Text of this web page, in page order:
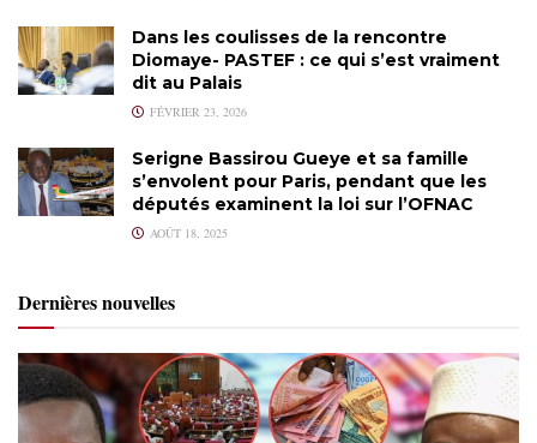
Dans les coulisses de la rencontre
Diomaye- PASTEF : ce qui s’est vraiment
dit au Palais
FÉVRIER 23, 2026
Serigne Bassirou Gueye et sa famille
s’envolent pour Paris, pendant que les
députés examinent la loi sur l’OFNAC
AOÛT 18, 2025
Dernières nouvelles